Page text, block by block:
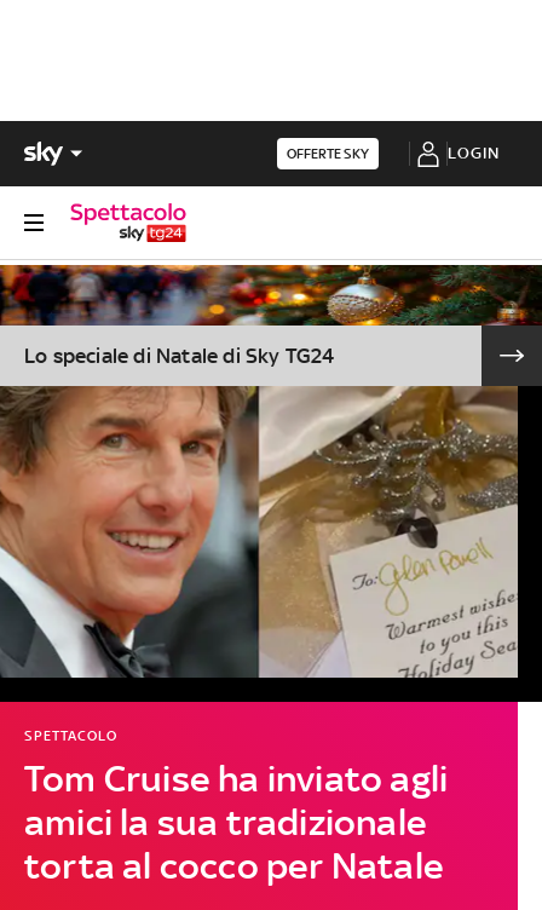
OFFERTE SKY LOGIN
Lo speciale di Natale di Sky TG24
Tom Cruise ha inviato agli
amici la sua tradizionale
torta al cocco per Natale
SPETTACOLO